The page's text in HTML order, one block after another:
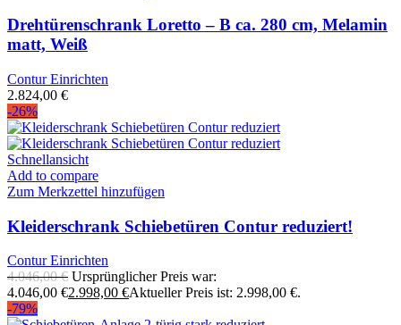
Drehtürenschrank Loretto – B ca. 280 cm, Melamin
matt, Weiß
Contur Einrichten
2.824,00 €
-26%
Schnellansicht
Add to compare
Zum Merkzettel hinzufügen
Kleiderschrank Schiebetüren Contur reduziert!
Contur Einrichten
4.046,00€ Ursprünglicher Preis war:
4.046,00 €2.998,00 €Aktueller Preis ist: 2.998,00 €.
-79%